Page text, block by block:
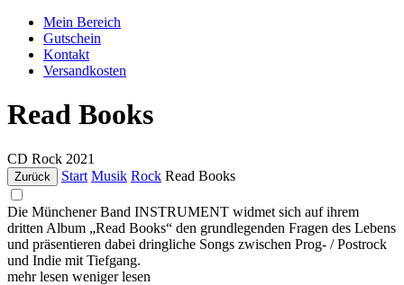
Mein Bereich
Gutschein
Kontakt
Versandkosten
Read Books
CD Rock 2021
Zurück Start Musik Rock Read Books
Die Münchener Band INSTRUMENT widmet sich auf ihrem
dritten Album „Read Books“ den grundlegenden Fragen des Lebens
und präsentieren dabei dringliche Songs zwischen Prog- / Postrock
und Indie mit Tiefgang.
mehr lesen weniger lesen